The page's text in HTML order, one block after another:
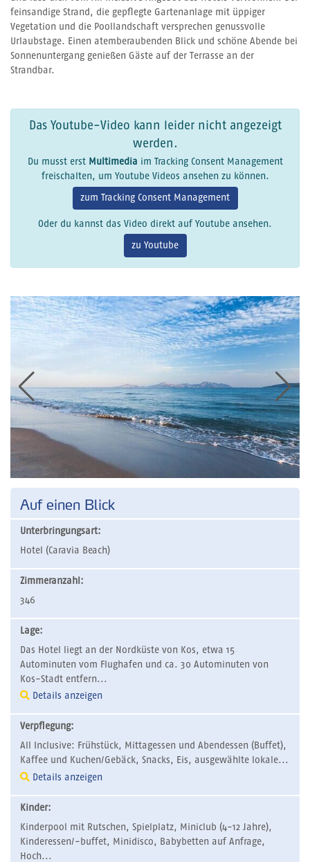
feinsandige Strand, die gepflegte Gartenanlage mit üppiger
Vegetation und die Poollandschaft versprechen genussvolle
Urlaubstage. Einen atemberaubenden Blick und schöne Abende bei
Sonnenuntergang genießen Gäste auf der Terrasse an der
Strandbar.
Das Youtube-Video kann leider nicht angezeigt
werden.
Du musst erst Multimedia im Tracking Consent Management
freischalten, um Youtube Videos ansehen zu können.
zum Tracking Consent Management
Oder du kannst das Video direkt auf Youtube ansehen.
zu Youtube
Auf einen Blick
Unterbringungsart:
Hotel (Caravia Beach)
Zimmeranzahl:
346
Lage:
Das Hotel liegt an der Nordküste von Kos, etwa 15
Autominuten vom Flughafen und ca. 30 Autominuten von
Kos-Stadt entfern...
Details anzeigen
Verpflegung:
All Inclusive: Frühstück, Mittagessen und Abendessen (Buffet),
Kaffee und Kuchen/Gebäck, Snacks, Eis, ausgewählte lokale...
Details anzeigen
Kinder:
Kinderpool mit Rutschen, Spielplatz, Miniclub (4-12 Jahre),
Kinderessen/-buffet, Minidisco, Babybetten auf Anfrage,
Hoch...